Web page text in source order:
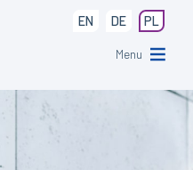
EN DE PL
Menu